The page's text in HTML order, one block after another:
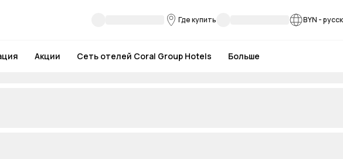
Где купить BYN -
Акции Сеть отелей Coral Group Hotels Больше